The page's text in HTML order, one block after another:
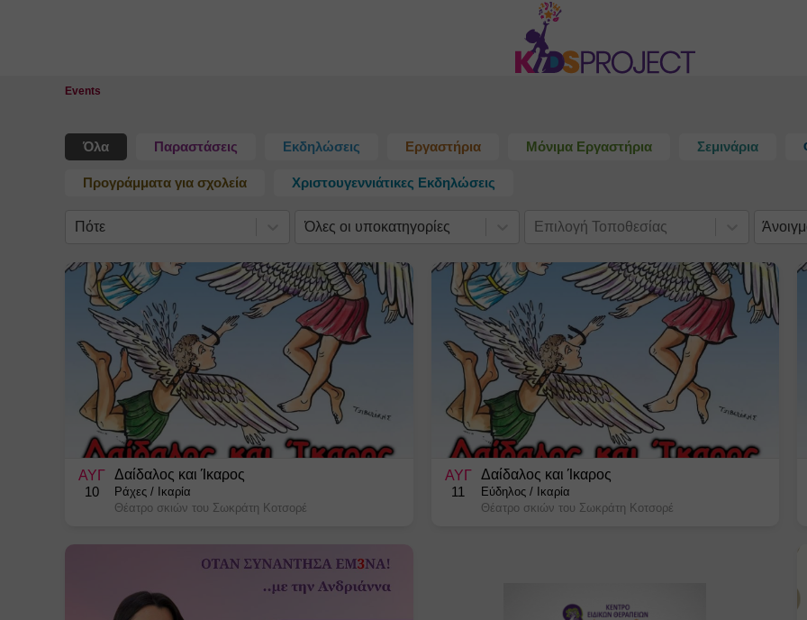
Events
Όλα Παραστάσεις Εκδηλώσεις Εργαστήρια Μόνιμα Εργαστήρια Σεμινάρια
Προγράμματα για σχολεία Χριστουγεννιάτικες Εκδηλώσεις
Πότε Όλες οι υποκατηγορίες Επιλογή Τοποθεσίας
ΑΥΓ
10
Δαίδαλος και Ίκαρος
Ράχες / Ικαρία
Θέατρο σκιών του Σωκράτη Κοτσορέ
ΑΥΓ
11
Δαίδαλος και Ίκαρος
Εύδηλος/ Ικαρία
Θέατρο σκιών του Σωκράτη Κοτσορέ